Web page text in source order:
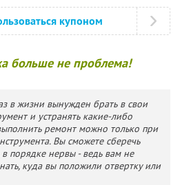
купоном
больше не проблема!
в жизни вынужден брать в свои
и устранять какие-либо
ремонт можно только при
Вы сможете сберечь
порядке нервы - ведь вам не
куда вы положили отвертку или